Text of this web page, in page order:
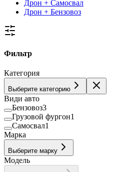
Дрон + Самосвал
Дрон + Бензовоз
Фильтр
Категория
Выберите категорию
Види авто
Бензовоз3
Грузовой фургон1
Самосвал1
Марка
Выберите марку
Модель